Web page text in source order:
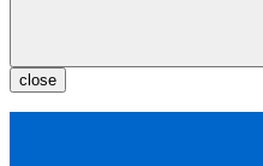
close